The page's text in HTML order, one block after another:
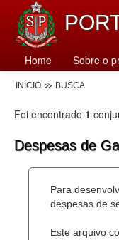
Home Sobre o
INÍCIO BUSCA
Foi encontrado 1
Despesas de
Para
despesas de
Este arquivo